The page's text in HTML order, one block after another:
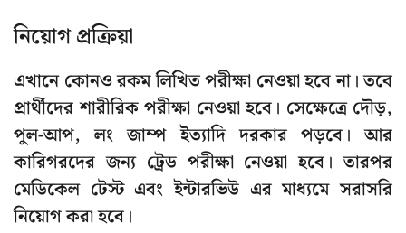
নিয়োগ প্রক্রিয়া
এখানে কোনও রকম লিখিত পরীক্ষা নেওয়া হবে না। তবে
প্রার্থীদের শারীরিক পরীক্ষা নেওয়া হবে। সেক্ষেত্রে দৌড়,
পুল-আপ, লং জাম্প ইত্যাদি দরকার পড়বে। আর
কারিগরদের জন্য ট্রেড পরীক্ষা নেওয়া হবে। তারপর
মেডিকেল টেস্ট এবং ইন্টারভিউ এর মাধ্যমে সরাসরি
নিয়োগ করা হবে।